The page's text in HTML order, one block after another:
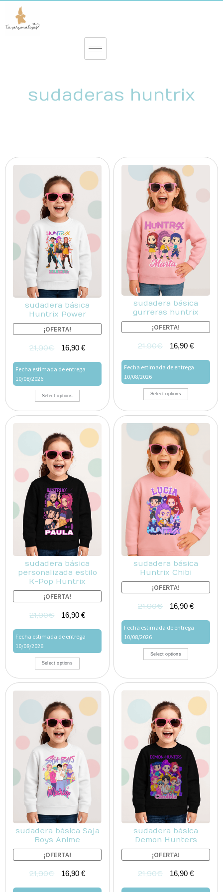
sudaderas huntrix
sudadera básica
Huntrix Power
¡OFERTA!
21,90€ 16,90 €
Fecha estimada de entrega
10/08/2026
Select options
sudadera básica
gurreras huntrix
¡OFERTA!
21,90€ 16,90 €
Fecha estimada de entrega
10/08/2026
Select options
sudadera básica
personalizada estilo
K-Pop Huntrix
¡OFERTA!
21,90€ 16,90 €
Fecha estimada de entrega
10/08/2026
Select options
sudadera básica
Huntrix Chibi
¡OFERTA!
21,90€ 16,90 €
Fecha estimada de entrega
10/08/2026
Select options
sudadera básica Saja
Boys Anime
¡OFERTA!
21,90€ 16,90 €
sudadera básica
Demon Hunters
¡OFERTA!
21,90€ 16,90 €